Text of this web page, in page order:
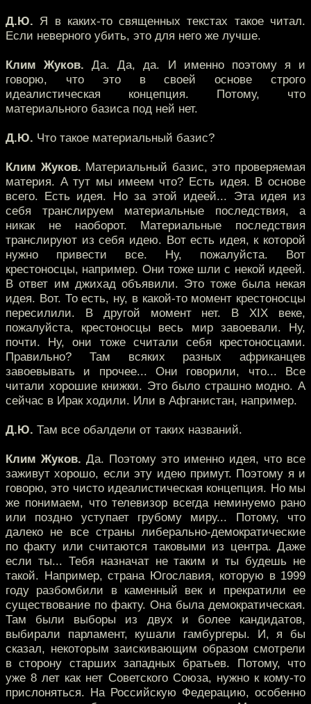
Д.Ю. Я в каких-то священных текстах такое читал.
Если неверного убить, это для него же лучше.
Клим Жуков. Да. Да, да. И именно поэтому я и
говорю, что это в своей основе строго
идеалистическая концепция. Потому, что
материального базиса под ней нет.
Д.Ю. Что такое материальный базис?
Клим Жуков. Материальный базис, это проверяемая
материя. А тут мы имеем что? Есть идея. В основе
всего. Есть идея. Но за этой идеей... Эта идея из
себя транслируем материальные последствия, а
никак не наоборот. Материальные последствия
транслируют из себя идею. Вот есть идея, к которой
нужно привести все. Ну, пожалуйста. Вот
крестоносцы, например. Они тоже шли с некой идеей.
В ответ им джихад объявили. Это тоже была некая
идея. Вот. То есть, ну, в какой-то момент крестоносцы
пересилили. В другой момент нет. В XIX веке,
пожалуйста, крестоносцы весь мир завоевали. Ну,
почти. Ну, они тоже считали себя крестоносцами.
Правильно? Там всяких разных африканцев
завоевывать и прочее... Они говорили, что... Все
читали хорошие книжки. Это было страшно модно. А
сейчас в Ирак ходили. Или в Афганистан, например.
Д.Ю. Там все обалдели от таких названий.
Клим Жуков. Да. Поэтому это именно идея, что все
заживут хорошо, если эту идею примут. Поэтому я и
говорю, это чисто идеалистическая концепция. Но мы
же понимаем, что телевизор всегда неминуемо рано
или поздно уступает грубому миру... Потому, что
далеко не все страны либерально-демократические
по факту или считаются таковыми из центра. Даже
если ты... Тебя назначат не таким и ты будешь не
такой. Например, страна Югославия, которую в 1999
году разбомбили в каменный век и прекратили ее
существование по факту. Она была демократическая.
Там были выборы из двух и более кандидатов,
выбирали парламент, кушали гамбургеры. И, я бы
сказал, некоторым заискивающим образом смотрели
в сторону старших западных братьев. Потому, что
уже 8 лет как нет Советского Союза, нужно к кому-то
прислоняться. На Российскую Федерацию, особенно